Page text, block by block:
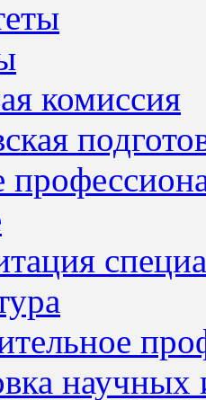
комиссия
научных